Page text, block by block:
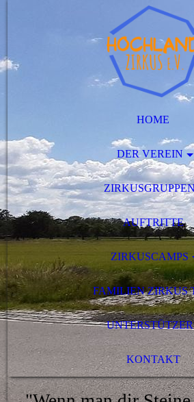
HOME
DER VEREIN
AUFTRITTE
ZIRKUSCAMPS
FAMILIEN ZIRKUS
UNTERSTÜTZER
KONTAKT